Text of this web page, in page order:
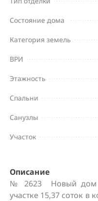
Состояние дома
Категория земель
ВРИ
Этажность
Спальни
Санузлы
Участок
Описание
№ 2623  Новый дом
участке 15,37 соток в